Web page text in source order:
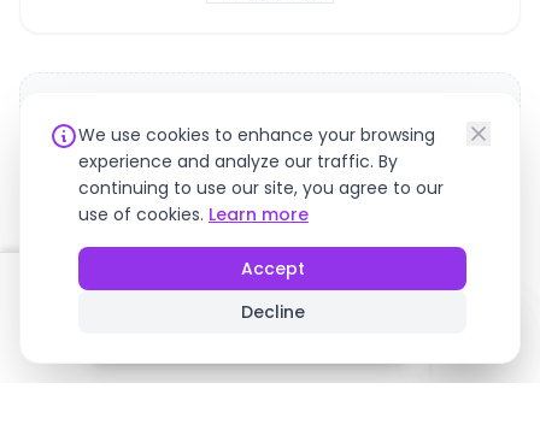
No reviews yet. Be the first to share your experience!
БЕСПЛАТНАЯ ОТМЕНА
We use cookies to enhance your browsing
experience and analyze our traffic. By
continuing to use our site, you agree to our
use of cookies. Learn more
Accept
Decline